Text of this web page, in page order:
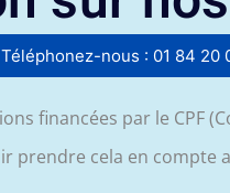
Téléphonez-nous : 01 84 20
financées par le CPF
prendre cela en compte